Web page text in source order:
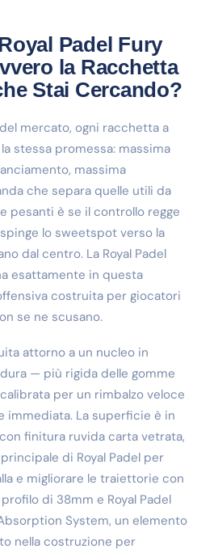
Padel Fury
la Racchetta
Stai Cercando?
mercato, ogni racchetta a
stessa promessa: massima
massima
che separa quelle utili da
pesanti è se il controllo regge
lo sweetspot verso la
dal centro. La Royal Padel
esattamente in questa
costruita per giocatori
se ne scusano.
attorno a un nucleo in
— più rigida delle gomme
per un rimbalzo veloce
immediata. La superficie è in
finitura ruvida carta vetrata,
di Royal Padel per
e migliorare le traiettorie con
di 38mm e Royal Padel
System, un elemento
nella costruzione per